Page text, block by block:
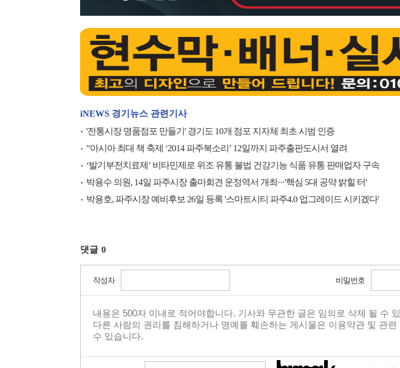
iNEWS 경기뉴스 관련기사
'전통시장 명품점포 만들기' 경기도 10개 점포 지자체 최초 시범 인증
”아시아 최대 책 축제 ‘2014 파주북소리’ 12일까지 파주출판도시서 열려
‘발기부전치료제’ 비타민제로 위조 유통 불법 건강기능 식품 유통 판매업자 구속
박용수 의원, 14일 파주시장 출마회견 운정역서 개최···'핵심 5대 공약 밝힐 터'
박용호, 파주시장 예비후보 26일 등록 '스마트시티 파주4.0 업그레이드 시키겠다'
댓글 0
작성자 비밀번호